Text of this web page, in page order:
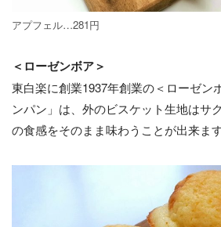
アプフェル…281円
＜ローゼンボア＞
東白楽に創業1937年創業の＜ローゼン
ンパン」は、外のビスケット生地はサ
の食感をそのまま味わうことが出来ます